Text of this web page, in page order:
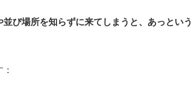
並び場所を知らずに来てしまうと、あっという